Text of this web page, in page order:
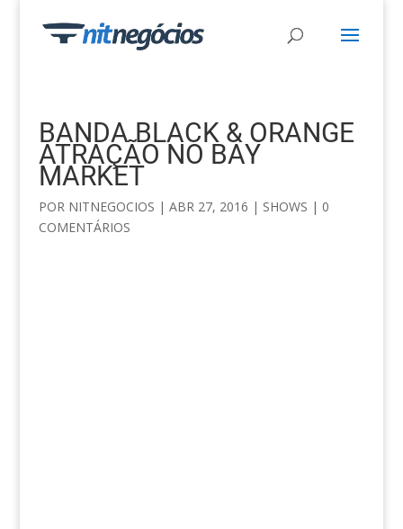
BANDA BLACK & ORANGE
ATRAÇÃO NO BAY
MARKET
POR NITNEGOCIOS | ABR 27, 2016 | SHOWS | 0
COMENTÁRIOS